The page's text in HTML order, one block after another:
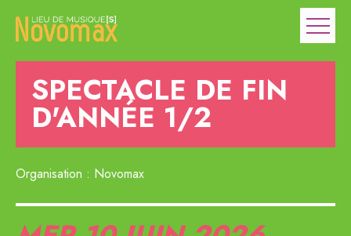
SPECTACLE DE FIN
D'ANNÉE 1/2
Organisation : Novomax